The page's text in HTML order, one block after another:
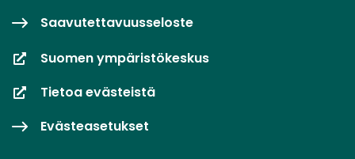
Saavutettavuusseloste
Suomen ympäristökeskus
Tietoa evästeistä
Evästeasetukset